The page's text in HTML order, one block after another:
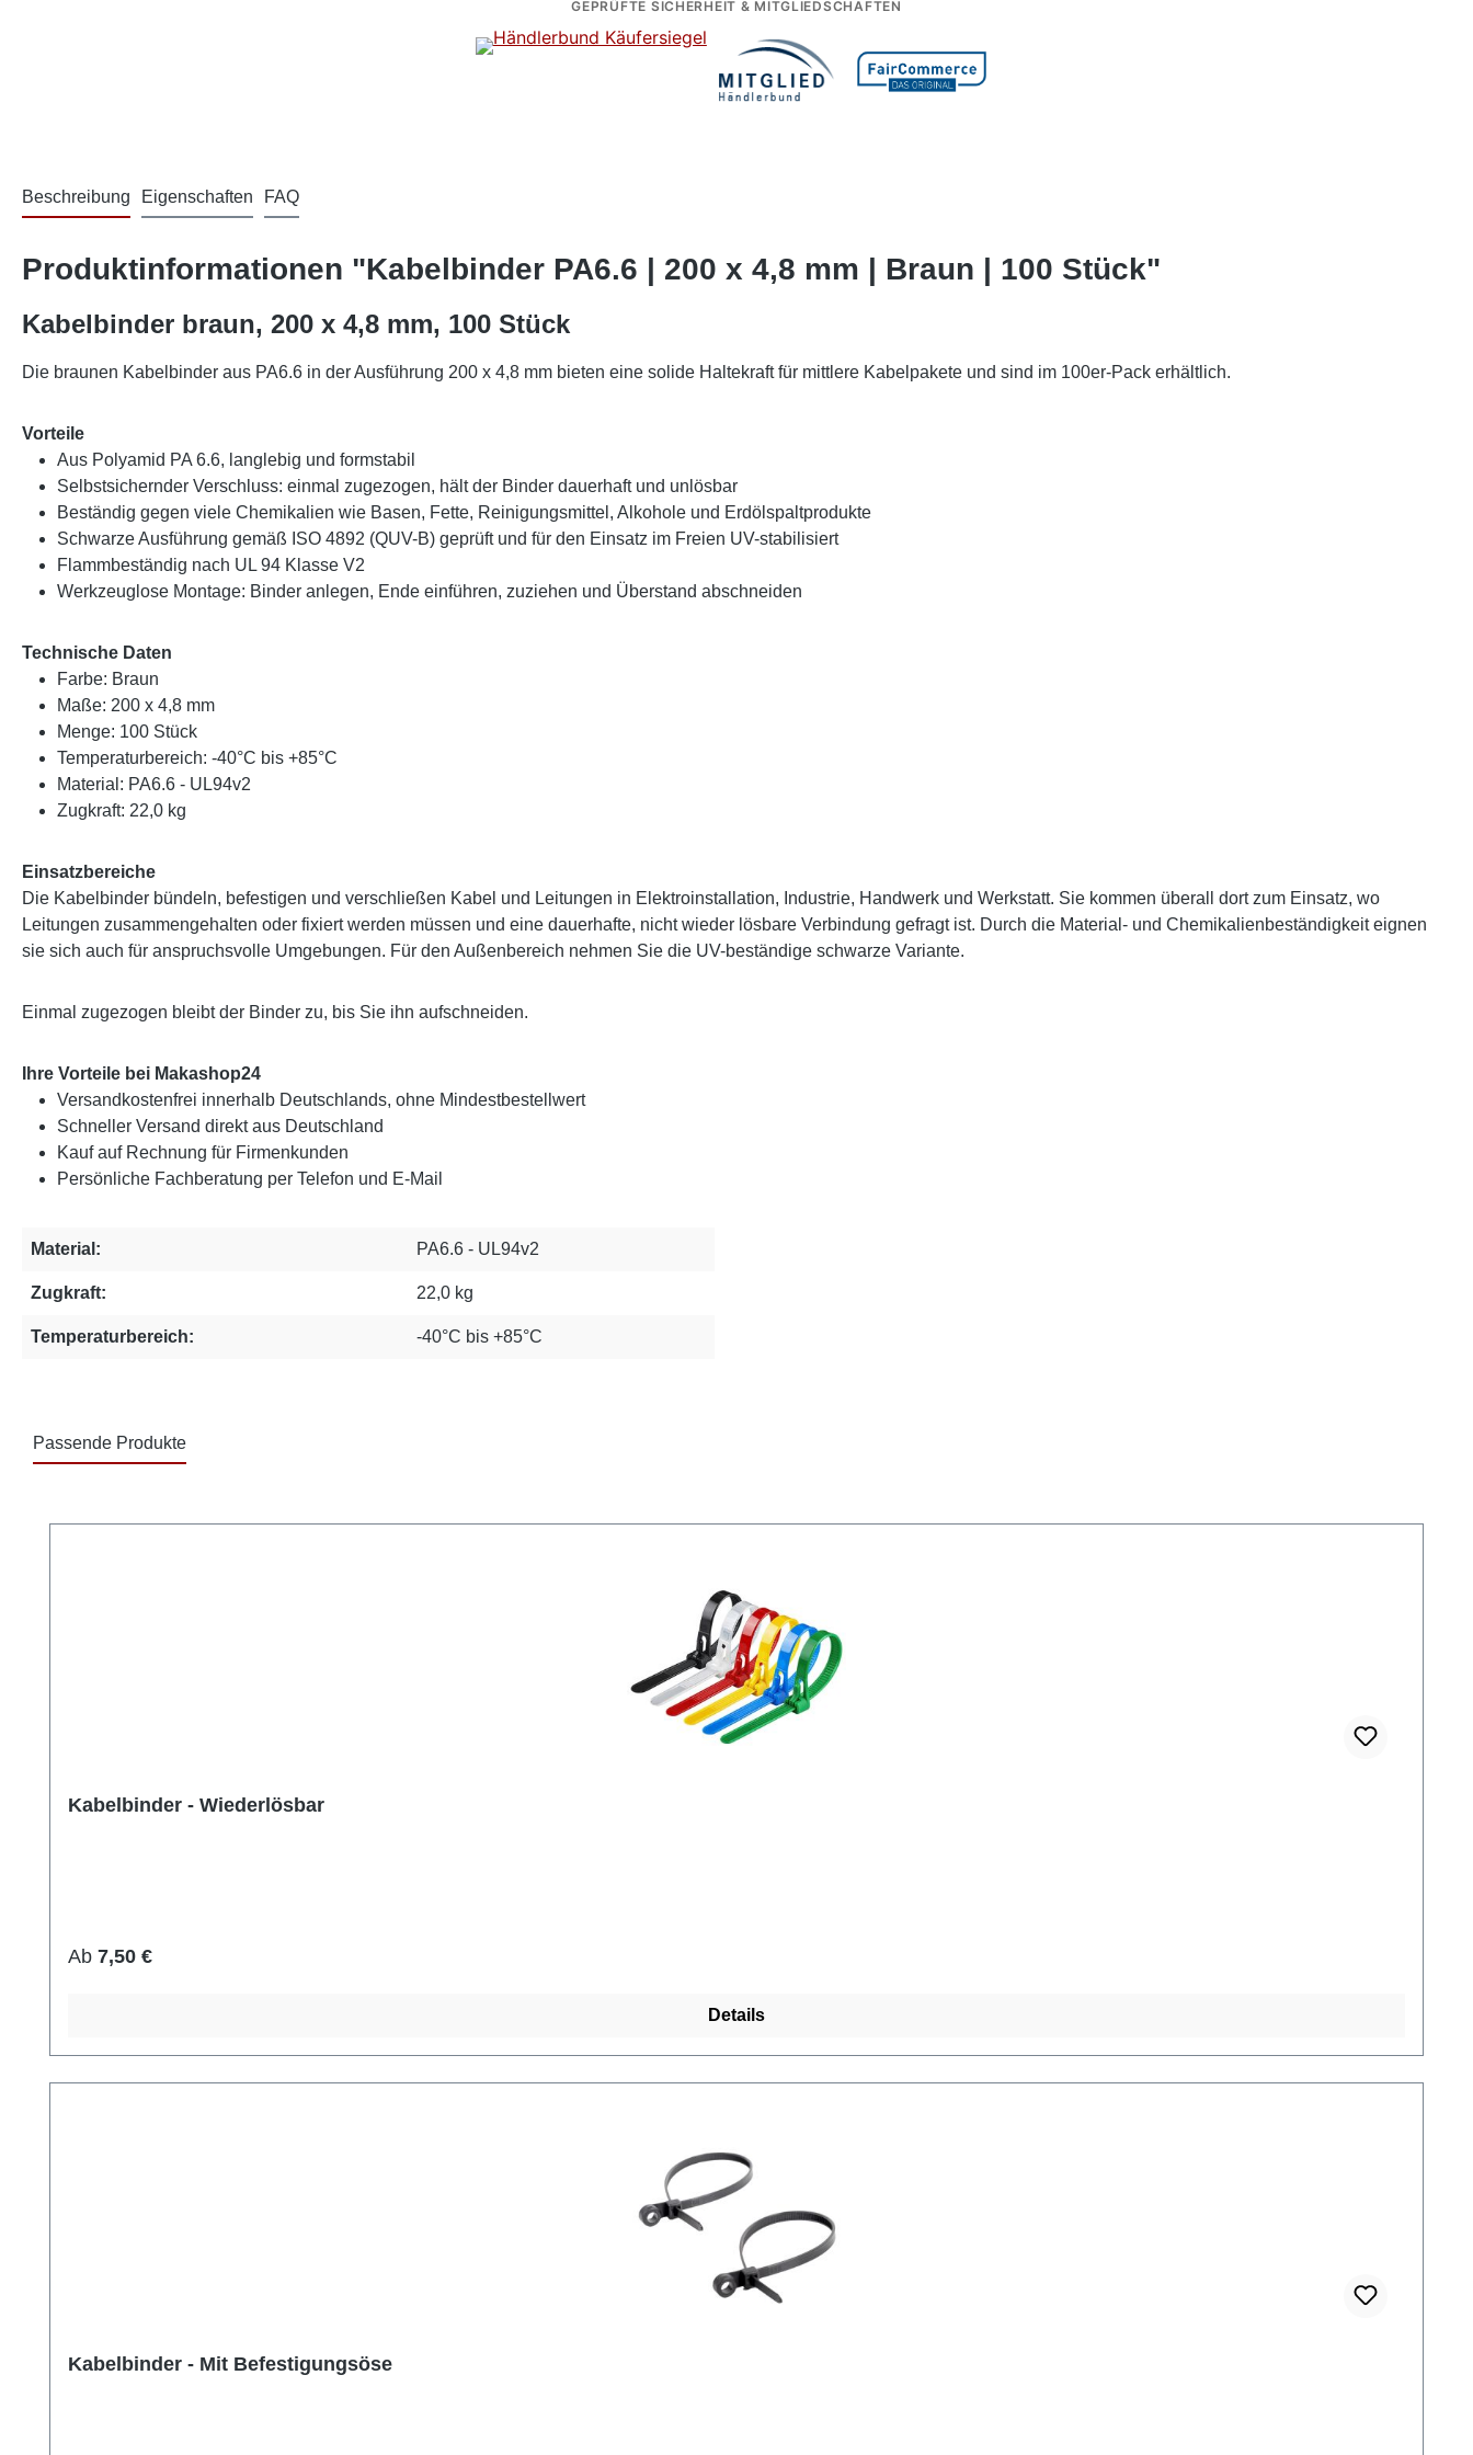
GEPRÜFTE SICHERHEIT & MITGLIEDSCHAFTEN
Beschreibung Eigenschaften FAQ
Produktinformationen "Kabelbinder PA6.6 | 200 x 4,8 mm | Braun | 100 Stück"
Kabelbinder braun, 200 x 4,8 mm, 100 Stück
Die braunen Kabelbinder aus PA6.6 in der Ausführung 200 x 4,8 mm bieten eine solide Haltekraft für mittlere Kabelpakete und sind im 100er-Pack erhältlich.
Vorteile
Aus Polyamid PA 6.6, langlebig und formstabil
Selbstsichernder Verschluss: einmal zugezogen, hält der Binder dauerhaft und unlösbar
Beständig gegen viele Chemikalien wie Basen, Fette, Reinigungsmittel, Alkohole und Erdölspaltprodukte
Schwarze Ausführung gemäß ISO 4892 (QUV-B) geprüft und für den Einsatz im Freien UV-stabilisiert
Flammbeständig nach UL 94 Klasse V2
Werkzeuglose Montage: Binder anlegen, Ende einführen, zuziehen und Überstand abschneiden
Technische Daten
Farbe: Braun
Maße: 200 x 4,8 mm
Menge: 100 Stück
Temperaturbereich: -40°C bis +85°C
Material: PA6.6 - UL94v2
Zugkraft: 22,0 kg
Einsatzbereiche
Die Kabelbinder bündeln, befestigen und verschließen Kabel und Leitungen in Elektroinstallation, Industrie, Handwerk und Werkstatt. Sie kommen überall dort zum Einsatz, wo
Leitungen zusammengehalten oder fixiert werden müssen und eine dauerhafte, nicht wieder lösbare Verbindung gefragt ist. Durch die Material- und Chemikalienbeständigkeit eignen
sie sich auch für anspruchsvolle Umgebungen. Für den Außenbereich nehmen Sie die UV-beständige schwarze Variante.
Einmal zugezogen bleibt der Binder zu, bis Sie ihn aufschneiden.
Ihre Vorteile bei Makashop24
Versandkostenfrei innerhalb Deutschlands, ohne Mindestbestellwert
Schneller Versand direkt aus Deutschland
Kauf auf Rechnung für Firmenkunden
Persönliche Fachberatung per Telefon und E-Mail
Material: PA6.6 - UL94v2
Zugkraft: 22,0 kg
Temperaturbereich: -40°C bis +85°C
Passende Produkte
Kabelbinder - Wiederlösbar
Regulärer Preis:
Ab 7,50 €
Details
Kabelbinder - Mit Befestigungsöse